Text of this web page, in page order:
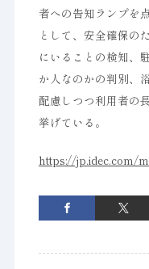
者への告知ランプを
として、安全確保の
にいることの検知、
か人なのかの判別、
配慮しつつ利用者の
挙げている。
https://jp.idec.com/